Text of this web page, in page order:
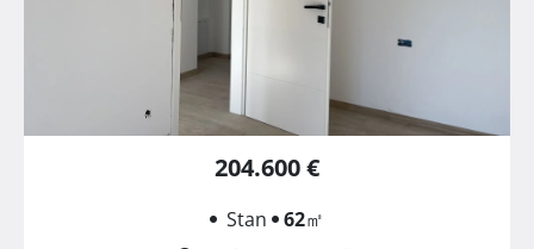
204.600 €
Stan 62㎡